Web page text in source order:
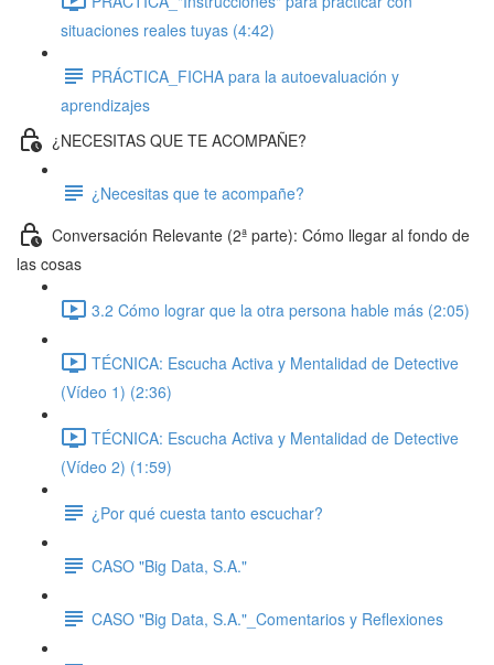
situaciones reales tuyas (4:42)
PRÁCTICA_FICHA para la autoevaluación y
aprendizajes
¿NECESITAS QUE TE ACOMPAÑE?
¿Necesitas que te acompañe?
Conversación Relevante (2ª parte): Cómo llegar al fondo de
las cosas
3.2 Cómo lograr que la otra persona hable más (2:05)
TÉCNICA: Escucha Activa y Mentalidad de Detective
(Vídeo 1) (2:36)
TÉCNICA: Escucha Activa y Mentalidad de Detective
(Vídeo 2) (1:59)
¿Por qué cuesta tanto escuchar?
CASO "Big Data, S.A."
CASO "Big Data, S.A."_Comentarios y Reflexiones